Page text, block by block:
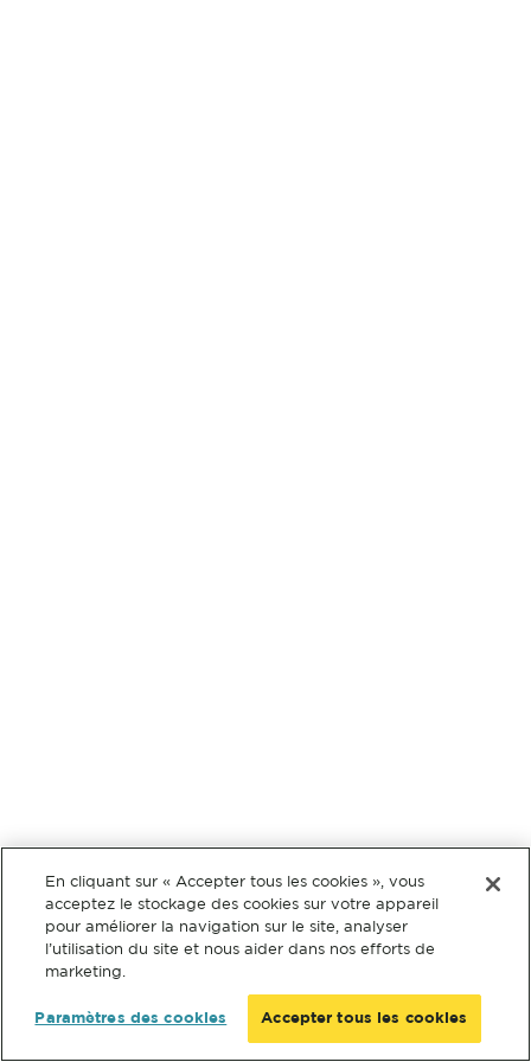
En cliquant sur « Accepter tous les cookies », vous
acceptez le stockage des cookies sur votre appareil
pour améliorer la navigation sur le site, analyser
l’utilisation du site et nous aider dans nos efforts de
marketing.
Paramètres des cookies Accepter tous les cookies